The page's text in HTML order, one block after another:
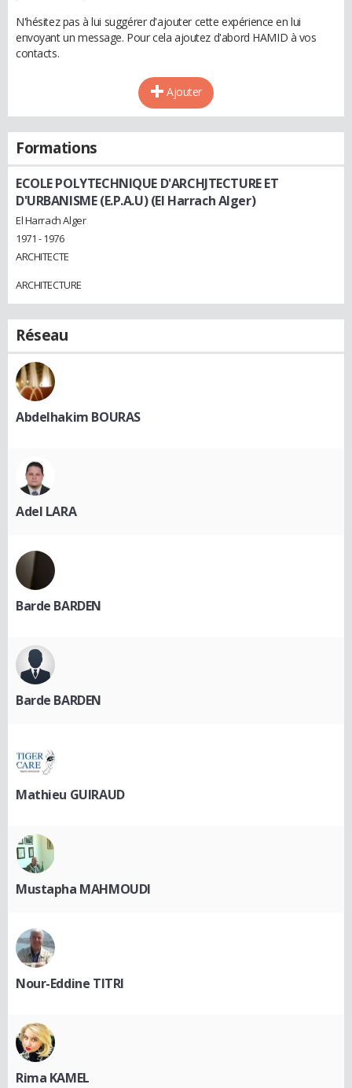
N'hésitez pas à lui suggérer d'ajouter cette expérience en lui
envoyant un message. Pour cela ajoutez d'abord HAMID à vos
contacts.
Ajouter
Formations
ECOLE POLYTECHNIQUE D'ARCHJTECTURE ET
D'URBANISME (E.P.A.U) (El Harrach Alger)
El Harrach Alger
1971 - 1976
ARCHITECTE
ARCHITECTURE
Réseau
Abdelhakim BOURAS
Adel LARA
Barde BARDEN
Barde BARDEN
Mathieu GUIRAUD
Mustapha MAHMOUDI
Nour-Eddine TITRI
Rima KAMEL